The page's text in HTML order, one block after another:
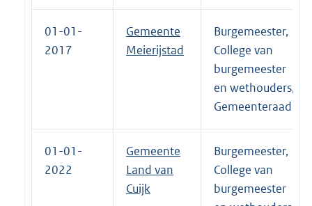
01-01-
2017
Gemeente
Meierijstad
Burgemeester,
College van
burgemeester
en wethouders,
Gemeenteraad
01-01-
2022
Gemeente
Land van
Cuijk
Burgemeester,
College van
burgemeester